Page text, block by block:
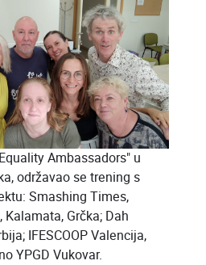
Ambassadors" u
održavao se trening s
Smashing Times,
Kalamata, Grčka; Dah
IFESCOOP Valencija,
YPGD Vukovar.